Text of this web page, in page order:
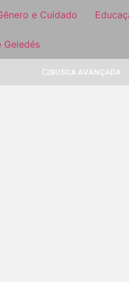
e Cuidado
Geledés
BUSCA AVANÇADA